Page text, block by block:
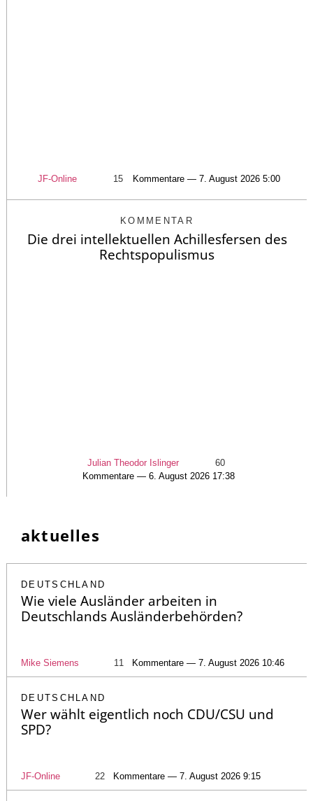
JF-Online 15 Kommentare — 7. August 2026 5:00
KOMMENTAR
Die drei intellektuellen Achillesfersen des
Rechtspopulismus
Julian Theodor Islinger
60
Kommentare — 6. August 2026 17:38
aktuelles
DEUTSCHLAND
Wie viele Ausländer arbeiten in
Deutschlands Ausländerbehörden?
Mike Siemens 11 Kommentare — 7. August 2026 10:46
DEUTSCHLAND
Wer wählt eigentlich noch CDU/CSU und
SPD?
JF-Online 22 Kommentare — 7. August 2026 9:15